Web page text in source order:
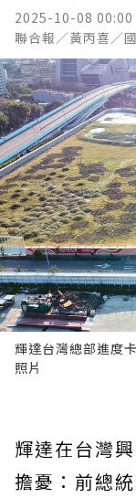
2025-10-08 00:00
聯合報／黃丙喜／
輝達台灣總部進度
照片
輝達在台灣
擔憂：前總